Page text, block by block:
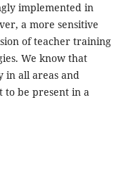
implemented in
a more sensitive
of teacher training
We know that
in all areas and
to be present in a